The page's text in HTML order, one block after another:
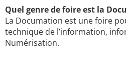
Quel genre de foire est la
La Documation est une foire
technique de l’information,
Numérisation.